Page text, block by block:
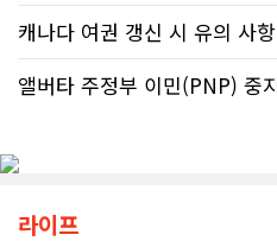
앨버타 주정부 이민(PNP) 중
라이프